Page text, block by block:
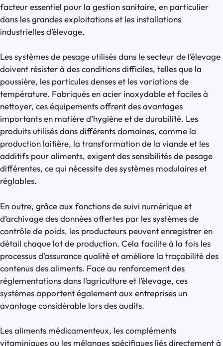
facteur essentiel pour la gestion sanitaire, en particulier
dans les grandes exploitations et les installations
industrielles d’élevage.
Les systèmes de pesage utilisés dans le secteur de l’élevage
doivent résister à des conditions difficiles, telles que la
poussière, les particules denses et les variations de
température. Fabriqués en acier inoxydable et faciles à
nettoyer, ces équipements offrent des avantages
importants en matière d’hygiène et de durabilité. Les
produits utilisés dans différents domaines, comme la
production laitière, la transformation de la viande et les
additifs pour aliments, exigent des sensibilités de pesage
différentes, ce qui nécessite des systèmes modulaires et
réglables.
En outre, grâce aux fonctions de suivi numérique et
d’archivage des données offertes par les systèmes de
contrôle de poids, les producteurs peuvent enregistrer en
détail chaque lot de production. Cela facilite à la fois les
processus d’assurance qualité et améliore la traçabilité des
contenus des aliments. Face au renforcement des
réglementations dans l’agriculture et l’élevage, ces
systèmes apportent également aux entreprises un
avantage considérable lors des audits.
Les aliments médicamenteux, les compléments
vitaminiques ou les mélanges spécifiques liés directement à